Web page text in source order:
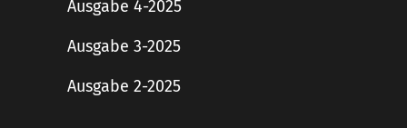
Ausgabe 4-2025
Ausgabe 3-2025
Ausgabe 2-2025